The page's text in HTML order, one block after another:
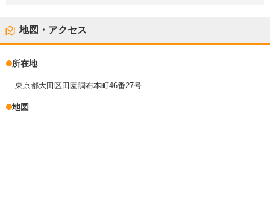
地図・アクセス
所在地
東京都大田区田園調布本町46番27号
地図